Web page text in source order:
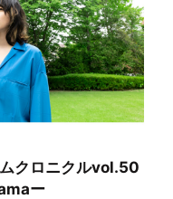
クロニクルvol.50
ー